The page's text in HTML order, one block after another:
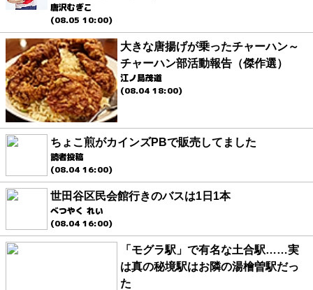
唐沢むぎこ
(08.05 10:00)
大きな唐揚げが乗ったチャーハン～
チャーハン部活動報告（傑作選）
江ノ島茂道
(08.04 18:00)
ちょこ煎がカインズPBで販売してました
読者投稿
(08.04 16:00)
世田谷区民会館行きのバスは1日1本
べつやく れい
(08.04 16:00)
「モグラ駅」で有名な土合駅……実
は真の秘境駅はお隣の湯檜曽駅だっ
た